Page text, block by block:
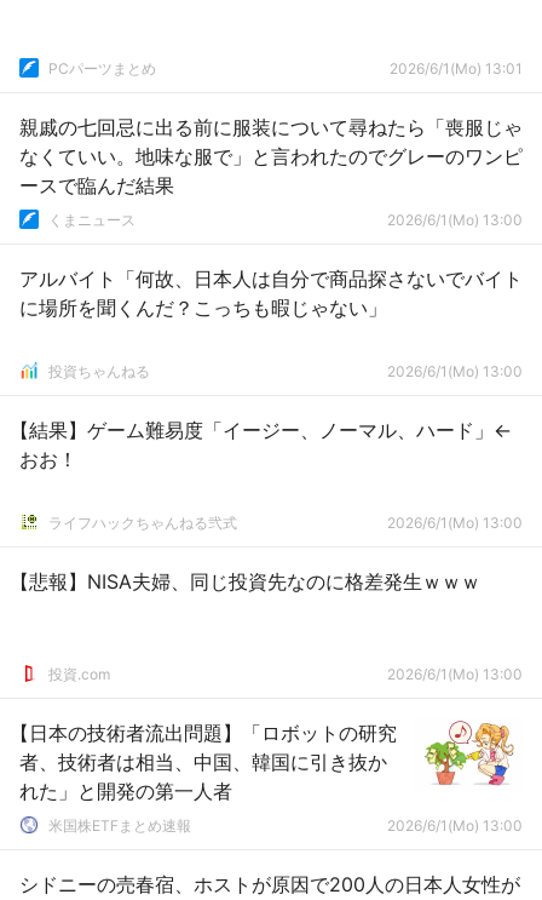
PCパーツまとめ 2026/6/1(Mo) 13:01
親戚の七回忌に出る前に服装について尋ねたら「喪服じゃ
なくていい。地味な服で」と言われたのでグレーのワンピ
ースで臨んだ結果
くまニュース 2026/6/1(Mo) 13:00
アルバイト「何故、日本人は自分で商品探さないでバイト
に場所を聞くんだ？こっちも暇じゃない」
投資ちゃんねる 2026/6/1(Mo) 13:00
【結果】ゲーム難易度「イージー、ノーマル、ハード」←
おお！
ライフハックちゃんねる弐式 2026/6/1(Mo) 13:00
【悲報】NISA夫婦、同じ投資先なのに格差発生ｗｗｗ
投資.com 2026/6/1(Mo) 13:00
【日本の技術者流出問題】「ロボットの研究
者、技術者は相当、中国、韓国に引き抜か
れた」と開発の第一人者
米国株ETFまとめ速報 2026/6/1(Mo) 13:00
シドニーの売春宿、ホストが原因で200人の日本人女性が